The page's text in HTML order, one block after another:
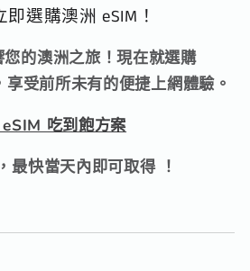
選購澳洲 eSIM！
的澳洲之旅！現在就選購
享受前所未有的便捷上網體驗。
吃到飽方案
最快當天內即可取得 ！